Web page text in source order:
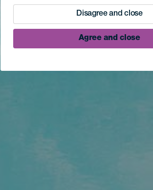
Disagree and close
Agree and close